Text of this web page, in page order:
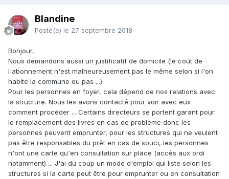
Blandine
Posté(e) le 27 septembre 2018
Bonjour,
Nous demandons aussi un justificatif de domicile (le coût de
l'abonnement n'est malheureusement pas le même selon si l'on
habite la commune ou pas ...).
Pour les personnes en foyer, cela dépend de nos relations avec
la structure. Nous les avons contacté pour voir avec eux
comment procéder ... Certains directeurs se portent garant pour
le remplacement des livres en cas de problème donc les
personnes peuvent emprunter, pour les structures qui ne veulent
pas être responsables du prêt en cas de souci, les personnes
n'ont une carte qu'en consultation sur place (accès aux ordi
notamment) ... J'ai du coup un mode d'emploi qui liste selon les
structures si la carte peut être pour emprunter ou en consultation